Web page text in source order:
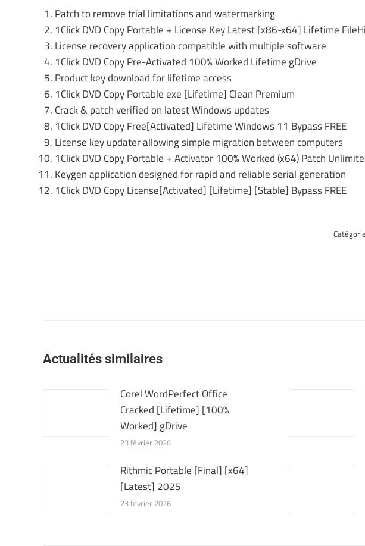
Patch to remove trial limitations and watermarking
1Click DVD Copy Portable + License Key Latest [x86-x64] Lifetime
License recovery application compatible with multiple software
1Click DVD Copy Pre-Activated 100% Worked Lifetime gDrive
Product key download for lifetime access
1Click DVD Copy Portable exe [Lifetime] Clean Premium
Crack & patch verified on latest Windows updates
1Click DVD Copy Free[Activated] Lifetime Windows 11 Bypass FREE
License key updater allowing simple migration between computers
1Click DVD Copy Portable + Activator 100% Worked (x64) Patch
Keygen application designed for rapid and reliable serial generation
1Click DVD Copy License[Activated] [Lifetime] [Stable] Bypass FREE
Actualités similaires
Corel WordPerfect Office
Cracked [Lifetime] [100%
Worked] gDrive
23 février 2026
Rithmic Portable [Final] [x64]
[Latest] 2025
23 février 2026